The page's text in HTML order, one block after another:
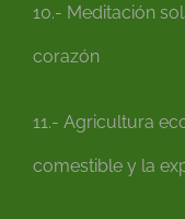
10.- Meditación
corazón
11.- Agricultura
comestible y la